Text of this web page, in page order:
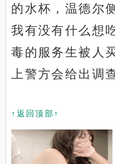
的水杯，温德尔
我有没有什么想
毒的服务生被人
上警方会给出调
↑返回顶部↑